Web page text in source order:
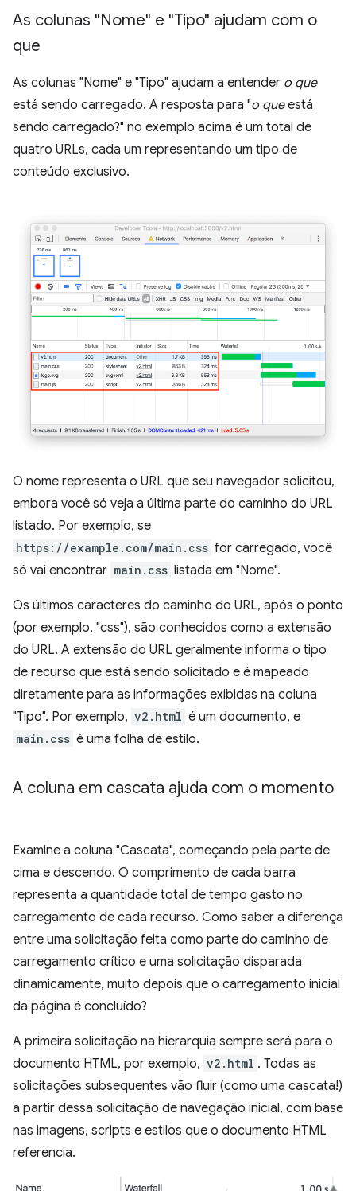
As colunas "Nome" e "Tipo" ajudam com o
que
As colunas "Nome" e "Tipo" ajudam a entender o que
está sendo carregado. A resposta para "o queestá
sendo carregado?" no exemplo acima é um total de
quatro URLs, cada um representando um tipo de
conteúdo exclusivo.
O nome representa o URL que seu navegador solicitou,
embora você só veja a última parte do caminho do URL
listado. Por exemplo, se
https://example.com/main.css for carregado, você
só vai encontrar main.css listada em "Nome".
Os últimos caracteres do caminho do URL, após o ponto
(por exemplo, "css"), são conhecidos como a extensão
do URL. A extensão do URL geralmente informa o tipo
de recurso que está sendo solicitado e é mapeado
diretamente para as informações exibidas na coluna
"Tipo". Por exemplo, v2.html é um documento, e
main.css é uma folha de estilo.
A coluna em cascata ajuda com o momento
Examine a coluna "Cascata", começando pela parte de
cima e descendo. O comprimento de cada barra
representa a quantidade total de tempo gasto no
carregamento de cada recurso. Como saber a diferença
entre uma solicitação feita como parte do caminho de
carregamento crítico e uma solicitação disparada
dinamicamente, muito depois que o carregamento inicial
da página é concluído?
A primeira solicitação na hierarquia sempre será para o
documento HTML, por exemplo, v2.html . Todas as
solicitações subsequentes vão fluir (como uma cascata!)
a partir dessa solicitação de navegação inicial, com base
nas imagens, scripts e estilos que o documento HTML
referencia.